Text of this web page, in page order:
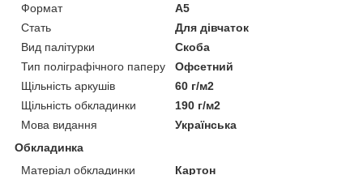
Формат
A5
Стать
Для дівчаток
Вид палітурки
Скоба
Тип поліграфічного паперу
Офсетний
Щільність аркушів
60 г/м2
Щільність обкладинки
190 г/м2
Мова видання
Українська
Обкладинка
Матеріал обкладинки
Картон